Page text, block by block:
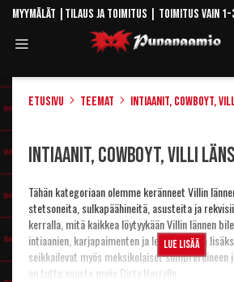
Skip
Content
Myymälät Tilaus ja toimitus | Toimitus vain
Etusivu Teemat Intiaanit, cowboyt,
Intiaanit, cowboyt, Villi
Tähän kategoriaan olemme keränneet Villin
stetsoneita, sulkapäähineitä, asusteita ja
kerralla, mitä kaikkea löytyykään Villin lännen
intiaanien, karjapaimenten ja lehmityttöjen
seikkailevat myös meksikolaiset sombreroineen
on tuttu asuste myös Dirty Harrylle.
Lue lisää